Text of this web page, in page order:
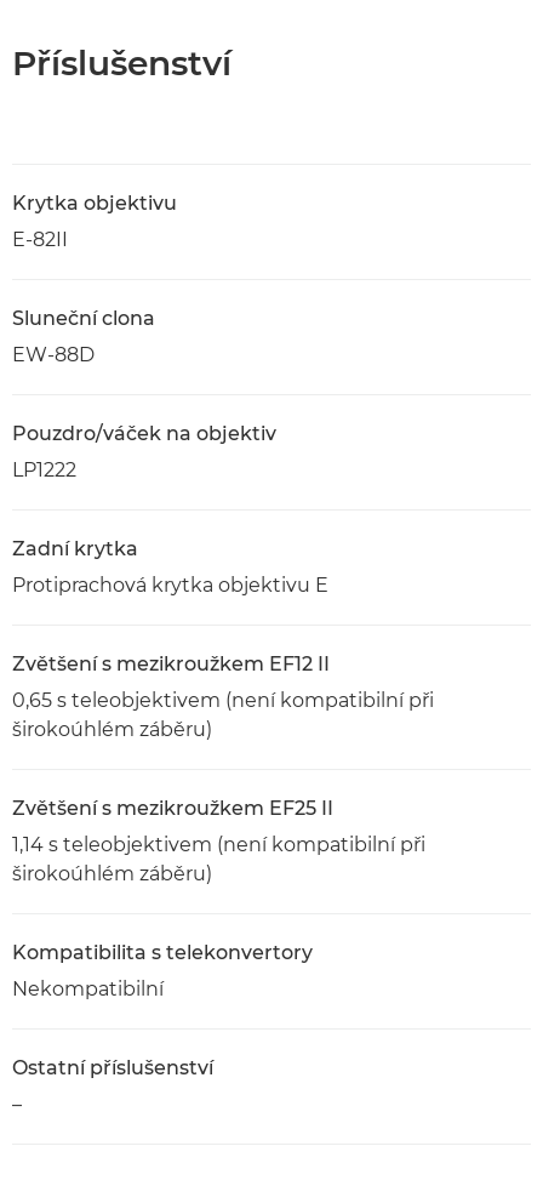
Příslušenství
Krytka objektivu
E-82II
Sluneční clona
EW-88D
Pouzdro/váček na objektiv
LP1222
Zadní krytka
Protiprachová krytka objektivu E
Zvětšení s mezikroužkem EF12 II
0,65 s teleobjektivem (není kompatibilní při
širokoúhlém záběru)
Zvětšení s mezikroužkem EF25 II
1,14 s teleobjektivem (není kompatibilní při
širokoúhlém záběru)
Kompatibilita s telekonvertory
Nekompatibilní
Ostatní příslušenství
–